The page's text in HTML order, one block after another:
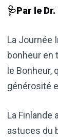
🩺Par le
La Journée
bonheur en
le
générosité
La Finlande
astuces du